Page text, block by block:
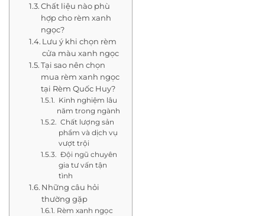
Chất liệu nào phù
hợp cho rèm xanh
ngọc?
Lưu ý khi chọn rèm
cửa màu xanh ngọc
Tại sao nên chọn
mua rèm xanh ngọc
tại Rèm Quốc Huy?
Kinh nghiệm lâu
năm trong ngành
Chất lượng sản
phẩm và dịch vụ
vượt trội
Đội ngũ chuyên
gia tư vấn tận
tình
Những câu hỏi
thường gặp
Rèm xanh ngọc